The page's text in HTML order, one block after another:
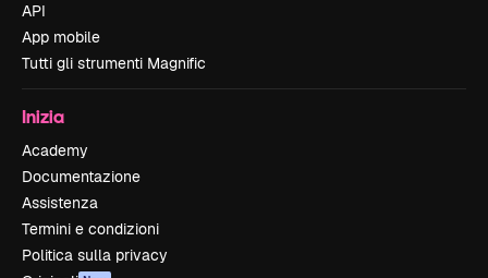
API
App mobile
Tutti gli strumenti Magnific
Inizia
Academy
Documentazione
Assistenza
Termini e condizioni
Politica sulla privacy